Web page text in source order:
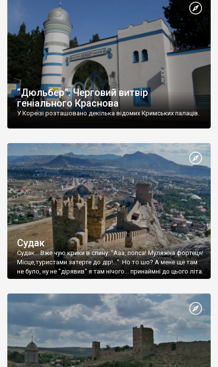
“Дюльбер”. Черговий витвір
геніального Краснова
У Кореїзі розташовано декілька відомих Кримських палаців.
Судак
Судак... Вже чую крики в спину: "Ааа, попса! Муляжна фортеця!
Місце,туристами затерте до дір!..." Но то шо? А мене ще там
не було, ну не "дірявив" я там нічого... принаймні до цього літа.